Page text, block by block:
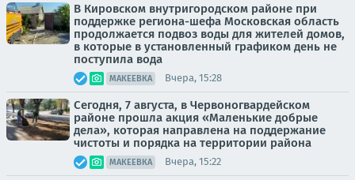
В Кировском внутригородском районе при
поддержке региона-шефа Московская область
продолжается подвоз воды для жителей домов,
в которые в установленный графиком день не
поступила вода
МАКЕЕВКА Вчера, 15:28
Сегодня, 7 августа, в Червоногвардейском
районе прошла акция «Маленькие добрые
дела», которая направлена на поддержание
чистоты и порядка на территории района
МАКЕЕВКА Вчера, 15:22